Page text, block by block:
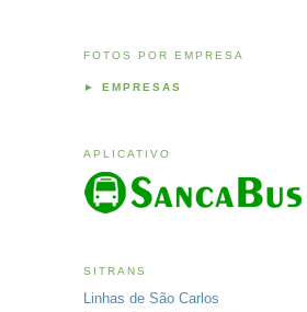
FOTOS POR EMPRESA
► EMPRESAS
APLICATIVO
SITRANS
Linhas de São Carlos